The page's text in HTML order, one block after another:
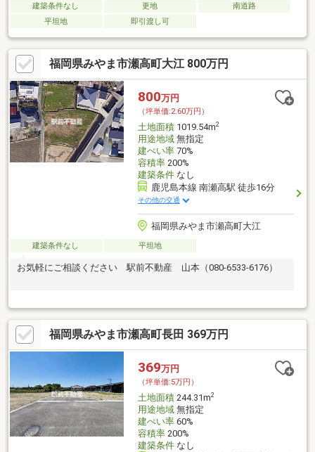
建築条件なし 更地
南道路
平坦地
即引渡し可
福岡県みやま市瀬高町大江 800万円
800万円
（坪単価:2.60万円）
土地面積1019.54m2
用途地域無指定
建ぺい率70%
容積率200%
建築条件なし
鹿児島本線 南瀬高駅 徒歩16分
その他の交通
福岡県みやま市瀬高町大江
建築条件なし 平坦地
お気軽にご相談ください 駅前不動産 山本（080-6533-6176）
福岡県みやま市瀬高町長田 369万円
369万円
（坪単価:5万円）
土地面積244.31m2
用途地域無指定
建ぺい率60%
容積率200%
建築条件なし